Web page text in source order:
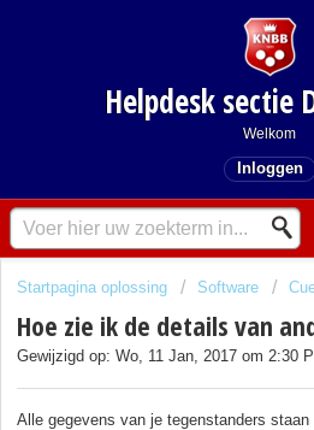
Welkom
Inloggen
Startpagina oplossing Software
Hoe zie ik de details van
Gewijzigd op: Wo, 11 Jan, 2017 om 2:30
Alle gegevens van je tegenstanders